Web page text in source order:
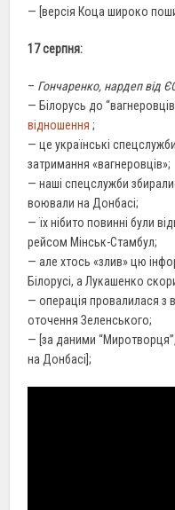
— [версія Коца широко
17 серпня:
– Гончаренко, нардеп від
— Білорусь до
відношення;
— це українські
затримання «вагнеровців»;
— наші спецслужби
воювали на Донбасі;
— їх нібито повинні були
рейсом Мінськ-Стамбул;
— але хтось «злив» цю
Білорусі, а Лукашенко
— операція провалилася з
оточення Зеленського;
— [за даними
на Донбасі];